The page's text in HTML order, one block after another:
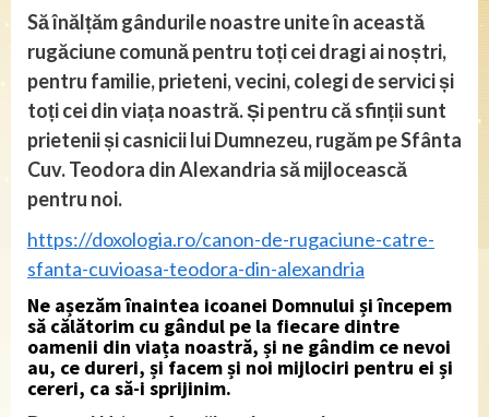
Să înălțăm gândurile noastre unite în această
rugăciune comună pentru toți cei dragi ai noștri,
pentru familie, prieteni, vecini, colegi de servici și
toți cei din viața noastră. Și pentru că sfinții sunt
prietenii și casnicii lui Dumnezeu, rugăm pe Sfânta
Cuv. Teodora din Alexandria să mijlocească
pentru noi.
https://doxologia.ro/canon-de-rugaciune-catre-
sfanta-cuvioasa-teodora-din-alexandria
Ne așezăm înaintea icoanei Domnului și începem
să călătorim cu gândul pe la fiecare dintre
oamenii din viața noastră, și ne gândim ce nevoi
au, ce dureri, și facem și noi mijlociri pentru ei și
cereri, ca să-i sprijinim.